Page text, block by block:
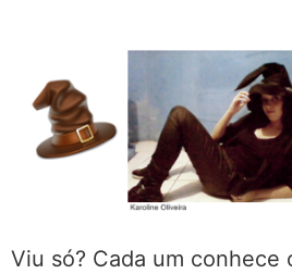
Viu só? Cada um conhece